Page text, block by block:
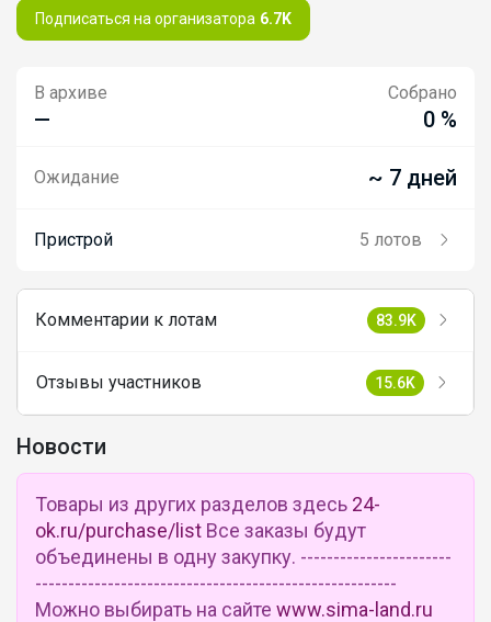
Подписаться на организатора 6.7K
В архиве
—
Собрано
0 %
Ожидание ~ 7 дней
Пристрой 5 лотов
Комментарии к лотам 83.9K
Отзывы участников 15.6K
Новости
Товары из других разделов здесь 24-
ok.ru/purchase/list Все заказы будут
объединены в одну закупку. -----------------------
-------------------------------------------------------
Можно выбирать на сайте www.sima-land.ru